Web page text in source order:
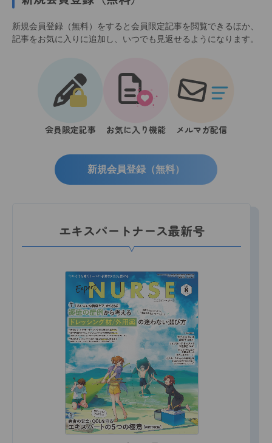
新規会員登録（無料）をすると会員限定記事を閲覧できるほか、
記事をお気に入りに追加し、いつでも見返せるようになります。
会員限定記事 お気に入り機能 メルマガ配信
新規会員登録（無料）
エキスパートナース最新号